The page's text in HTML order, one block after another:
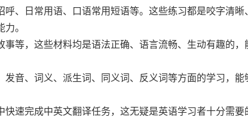
、日常用语、口语常用短语等。这些练习都是咬字清晰
。
等，这些材料均是语法正确、语言流畅、生动有趣的，
音、词义、派生词、同义词、反义词等方面的学习，能
速完成中英文翻译任务，这无疑是英语学习者十分需要